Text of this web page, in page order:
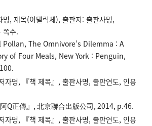
명, 제목(이탤릭체), 출판지: 출판사명,
쪽수.
Pollan, The Omnivore’s Dilemma : A
of Four Meals, New York : Penguin,
자명, 『책 제목』, 출판사명, 출판연도, 인용
Q正傳』, 北京聯合出版公司, 2014, p.46.
자명, 『책 제목』, 출판사명, 출판연도, 인용